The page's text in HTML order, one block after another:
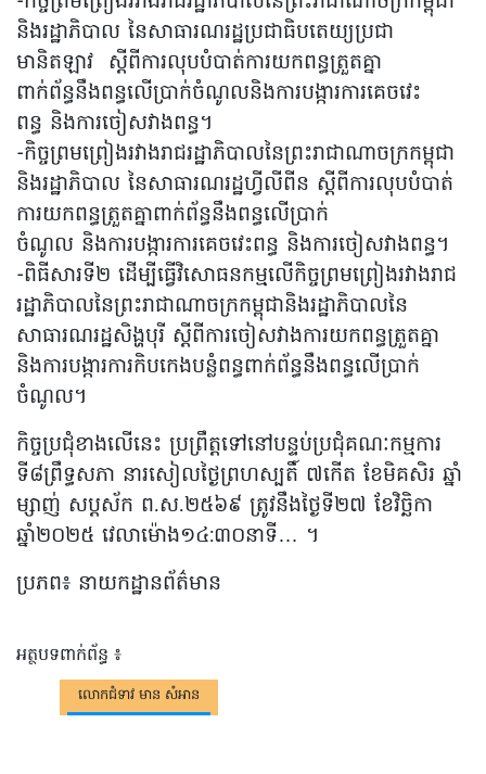
និងរដ្ឋាភិបាល នៃសាធារណរដ្ឋប្រជាធិបតេយ្យប្រជា
មានិតឡាវ ស្តីពីការលុបបំបាត់ការយកពន្ធត្រួតគ្នា
ពាក់ព័ន្ធនឹងពន្ធលើប្រាក់ចំណូលនិងការបង្ការការគេចវេះ
ពន្ធ និងការចៀសវាងពន្ធ។
-កិច្ចព្រមព្រៀងរវាងរាជរដ្ឋាភិបាលនៃព្រះរាជាណាចក្រកម្ពុជា
និងរដ្ឋាភិបាល នៃសាធារណរដ្ឋហ្វីលីពីន ស្តីពីការលុបបំបាត់
ការយកពន្ធត្រួតគ្នាពាក់ព័ន្ធនឹងពន្ធលើប្រាក់
ចំណូល និងការបង្ការការគេចវេះពន្ធ និងការចៀសវាងពន្ធ។
-ពិធីសារទី២ ដើម្បីធ្វើវិសោធនកម្មលើកិច្ចព្រមព្រៀងរវាងរាជ
រដ្ឋាភិបាលនៃព្រះរាជាណាចក្រកម្ពុជានិងរដ្ឋាភិបាលនៃ
សាធារណរដ្ឋសិង្ហបុរី ស្តីពីការចៀសវាងការយកពន្ធត្រួតគ្នា
និងការបង្ការការកិបកេងបន្លំពន្ធពាក់ព័ន្ធនឹងពន្ធលើប្រាក់
ចំណូល។
កិច្ចប្រជុំខាងលើនេះ ប្រព្រឹត្តទៅនៅបន្ទប់ប្រជុំគណៈកម្មការ
ទី៨ព្រឹទ្ធសភា នារសៀលថ្ងៃព្រហស្បតិ៍ ៧កើត ខែមិគសិរ ឆ្នាំ
ម្សាញ់ សប្ដស័ក ព.ស.២៥៦៩ ត្រូវនឹងថ្ងៃទី២៧ ខែវិច្ឆិកា
ឆ្នាំ២០២៥ វេលាម៉ោង១៤:៣០នាទី… ។
ប្រភព៖ នាយកដ្ឋានព័ត៌មាន
អត្ថបទពាក់ព័ន្ធ ៖
លោកជំទាវ មាន សំអាន